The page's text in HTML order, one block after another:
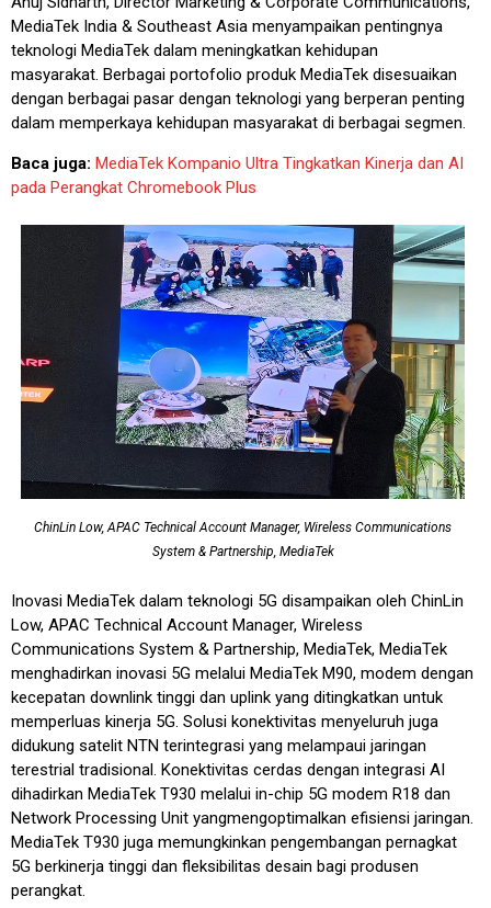
MediaTek India & Southeast Asia menyampaikan pentingnya
teknologi MediaTek dalam meningkatkan kehidupan
masyarakat. Berbagai portofolio produk MediaTek disesuaikan
dengan berbagai pasar dengan teknologi yang berperan penting
dalam memperkaya kehidupan masyarakat di berbagai segmen.
Baca juga: MediaTek Kompanio Ultra Tingkatkan Kinerja dan AI
pada Perangkat Chromebook Plus
ChinLin Low, APAC Technical Account Manager, Wireless Communications
System & Partnership, MediaTek
Inovasi MediaTek dalam teknologi 5G disampaikan oleh ChinLin
Low, APAC Technical Account Manager, Wireless
Communications System & Partnership, MediaTek, MediaTek
menghadirkan inovasi 5G melalui MediaTek M90, modem dengan
kecepatan downlink tinggi dan uplink yang ditingkatkan untuk
memperluas kinerja 5G. Solusi konektivitas menyeluruh juga
didukung satelit NTN terintegrasi yang melampaui jaringan
terestrial tradisional. Konektivitas cerdas dengan integrasi AI
dihadirkan MediaTek T930 melalui in-chip 5G modem R18 dan
Network Processing Unit yangmengoptimalkan efisiensi jaringan.
MediaTek T930 juga memungkinkan pengembangan pernagkat
5G berkinerja tinggi dan fleksibilitas desain bagi produsen
perangkat.